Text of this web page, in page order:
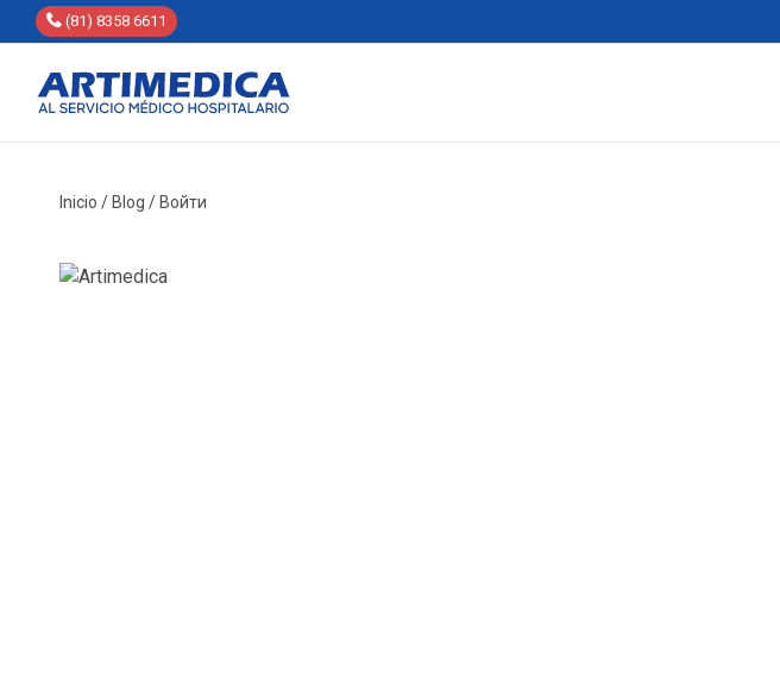
(81) 8358 6611
Inicio / Blog / Войти